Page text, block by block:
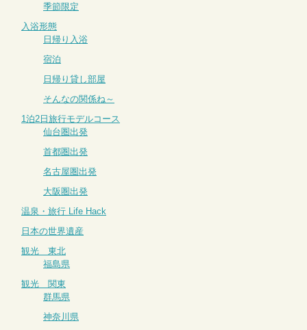
季節限定
入浴形態
日帰り入浴
宿泊
日帰り貸し部屋
そんなの関係ね～
1泊2日旅行モデルコース
仙台圏出発
首都圏出発
名古屋圏出発
大阪圏出発
温泉・旅行 Life Hack
日本の世界遺産
観光 東北
福島県
観光 関東
群馬県
神奈川県